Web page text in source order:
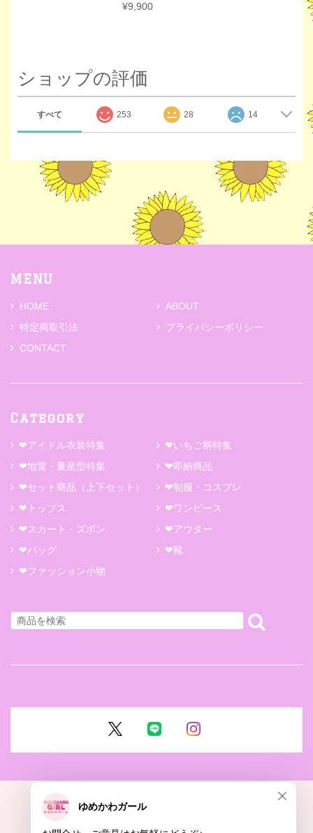
¥9,900
ショップの評価
すべて 253 28 14
MENU
HOME
ABOUT
特定商取引法
プライバシーポリシー
CONTACT
Category
❤アイドル衣装特集
❤いちご柄特集
❤地雷・量産型特集
❤即納商品
❤セット商品（上下セット）
❤制服・コスプレ
❤トップス
❤ワンピース
❤スカート・ズボン
❤アウター
❤バッグ
❤靴
❤ファッション小物